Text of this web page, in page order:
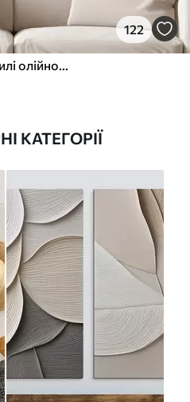
122
Абстрактний живопис в стилі олійного живопису
КАТЕГОРІЇ